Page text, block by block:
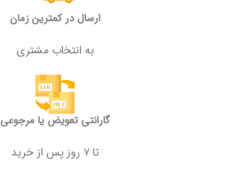
ارسال در کمترین زمان
به انتخاب مشتری
گارانتی تعویض یا مرجوعی
تا ۷ روز پس از خرید